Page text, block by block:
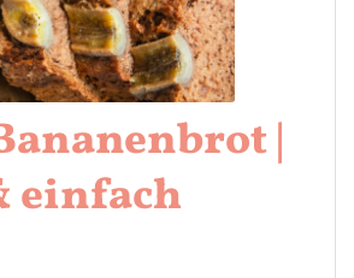
|
einfach